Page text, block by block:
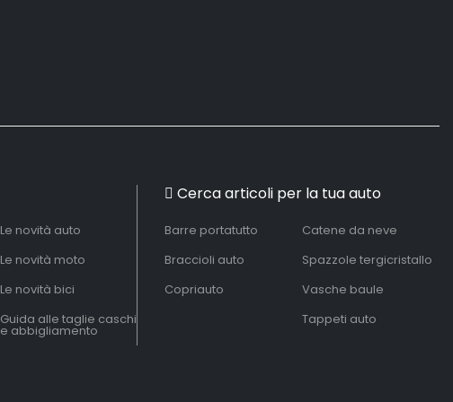
Le novità auto
Le novità moto
Le novità bici
Guida alle taglie caschi
e abbigliamento
Cerca articoli per la tua auto
Barre portatutto
Braccioli auto
Copriauto
Catene da neve
Spazzole tergicristallo
Vasche baule
Tappeti auto